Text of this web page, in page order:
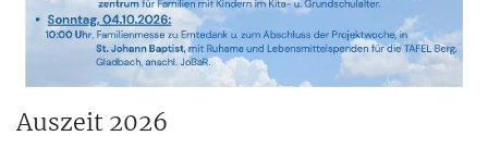
Auszeit 2026